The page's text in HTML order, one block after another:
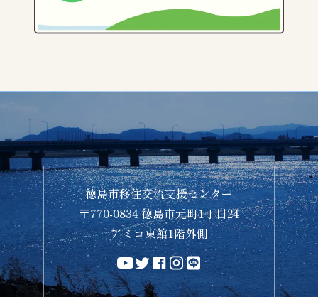
徳島市移住交流支援センター
〒770-0834 徳島市元町1丁目24
アミコ東館1階外側